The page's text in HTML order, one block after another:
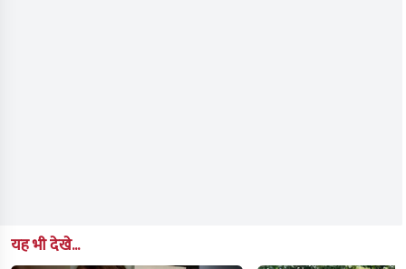
यह भी देखे...